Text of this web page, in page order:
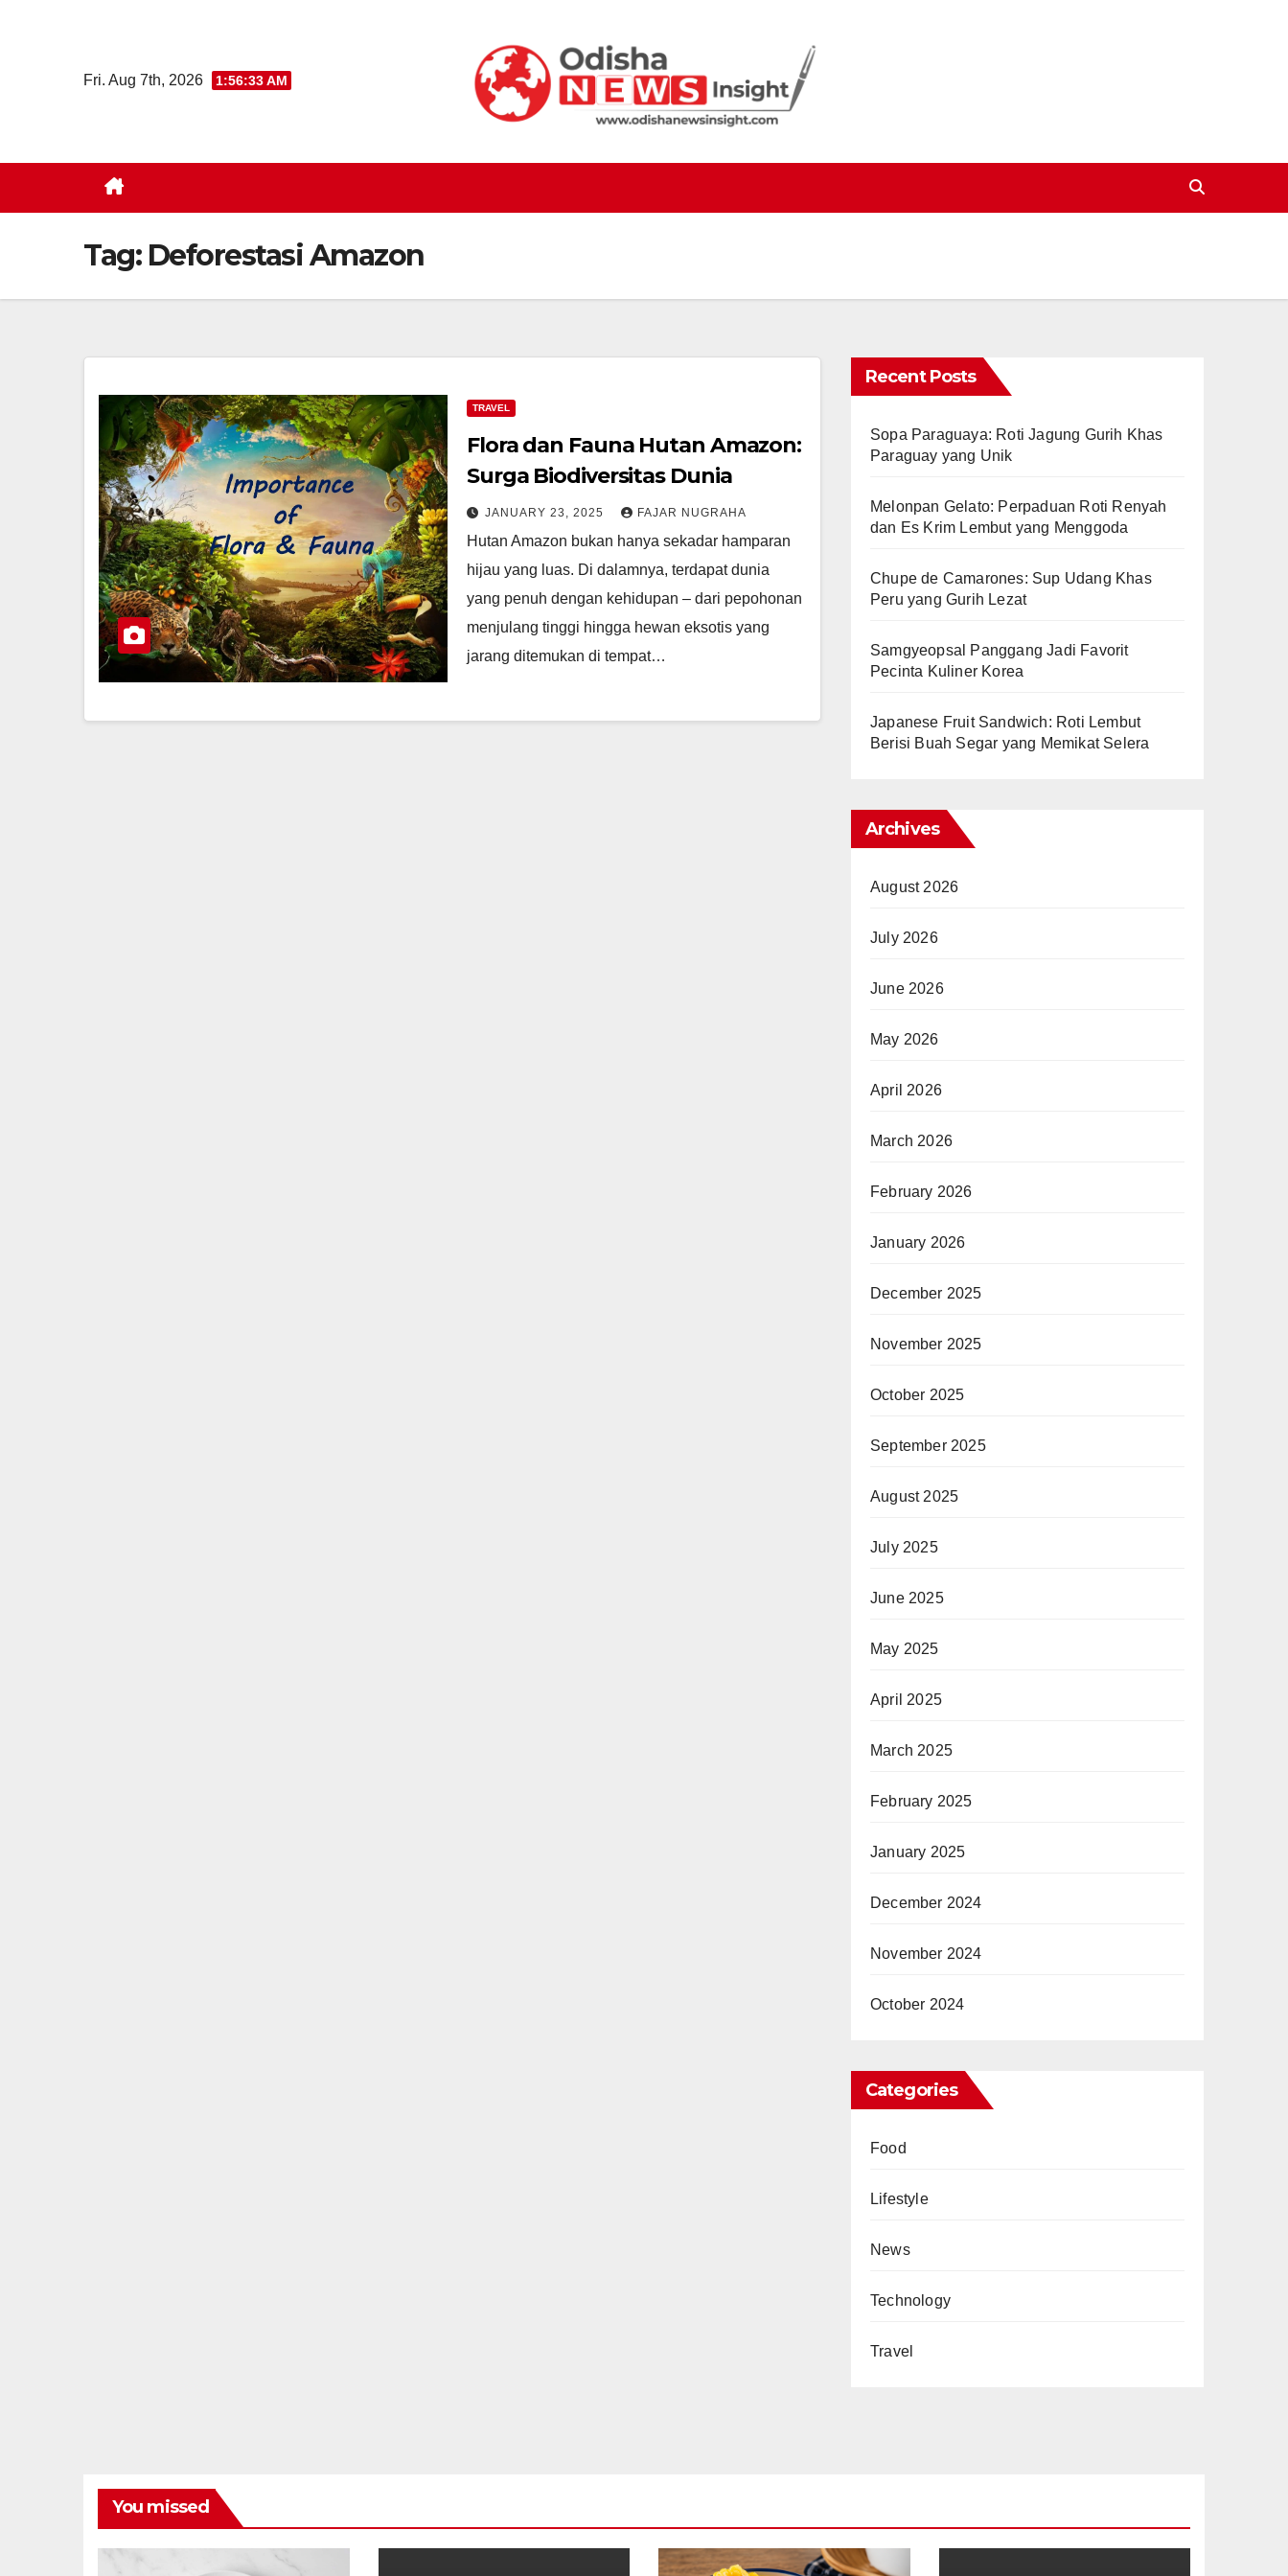
Fri. Aug 7th, 2026 1:56:33 AM
Tag: Deforestasi Amazon
TRAVEL
Flora dan Fauna Hutan Amazon:
Surga Biodiversitas Dunia
JANUARY 23, 2025 FAJAR NUGRAHA
Hutan Amazon bukan hanya sekadar hamparan
hijau yang luas. Di dalamnya, terdapat dunia
yang penuh dengan kehidupan – dari pepohonan
menjulang tinggi hingga hewan eksotis yang
jarang ditemukan di tempat…
Recent Posts
Sopa Paraguaya: Roti Jagung Gurih Khas
Paraguay yang Unik
Melonpan Gelato: Perpaduan Roti Renyah
dan Es Krim Lembut yang Menggoda
Chupe de Camarones: Sup Udang Khas
Peru yang Gurih Lezat
Samgyeopsal Panggang Jadi Favorit
Pecinta Kuliner Korea
Japanese Fruit Sandwich: Roti Lembut
Berisi Buah Segar yang Memikat Selera
Archives
August 2026
July 2026
June 2026
May 2026
April 2026
March 2026
February 2026
January 2026
December 2025
November 2025
October 2025
September 2025
August 2025
July 2025
June 2025
May 2025
April 2025
March 2025
February 2025
January 2025
December 2024
November 2024
October 2024
Categories
Food
Lifestyle
News
Technology
Travel
You missed